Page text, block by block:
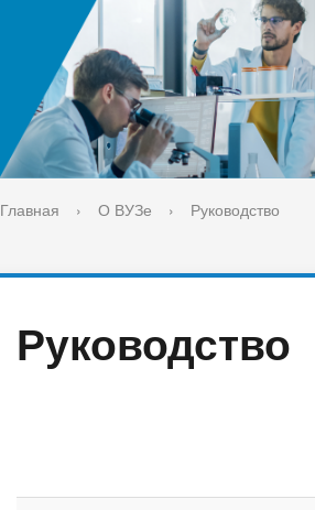
Спорт-норма жизни
Попечительский совет
Главная › О ВУЗе › Руководство
Руководство